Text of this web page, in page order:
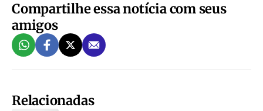
Compartilhe essa notícia com seus
amigos
Relacionadas